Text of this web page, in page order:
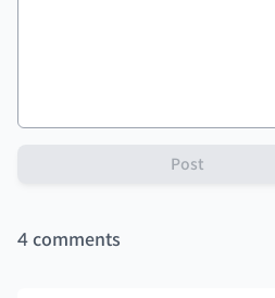
Post
4comments